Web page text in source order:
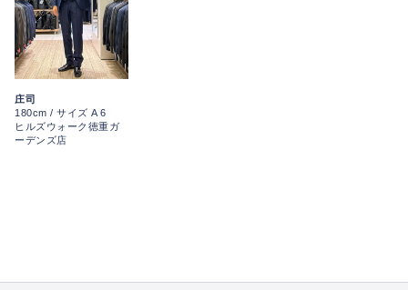
庄司
180cm / サイズ A 6
ヒルズウォーク徳重ガ
ーデンズ店